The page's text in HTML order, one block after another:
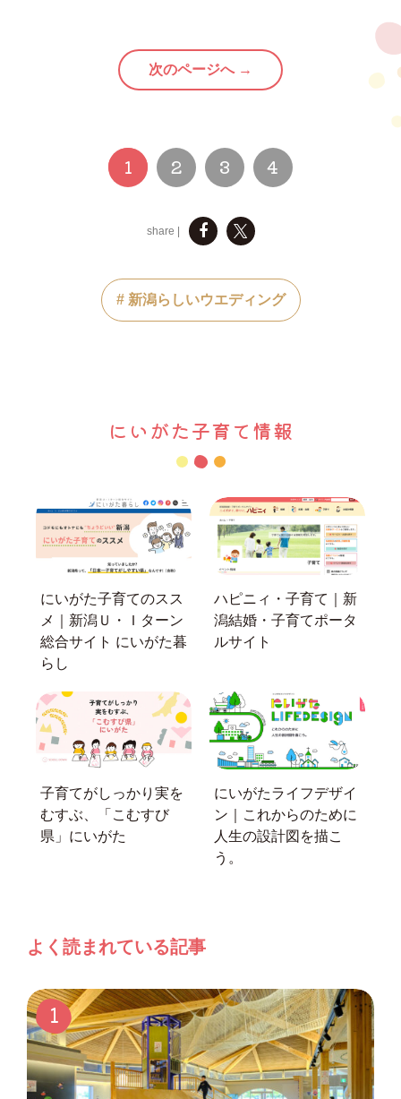
次のページへ →
1 2 3 4
share |
# 新潟らしいウエディング
にいがた子育て情報
にいがた子育てのスス
メ｜新潟Ｕ・Ｉターン
総合サイト にいがた暮
らし
ハピニィ・子育て｜新
潟結婚・子育てポータ
ルサイト
子育てがしっかり実を
むすぶ、「こむすび
県」にいがた
にいがたライフデザイ
ン｜これからのために
人生の設計図を描こ
う。
よく読まれている記事
1